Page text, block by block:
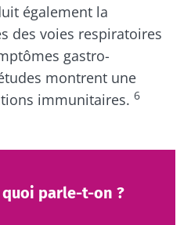
également la
des voies respiratoires
gastro-
montrent une
immunitaires. 6
parle-t-on ?
du Biocodex Microbiota
afin de recevoir
de Biocodex
CGUet la politique de
votre